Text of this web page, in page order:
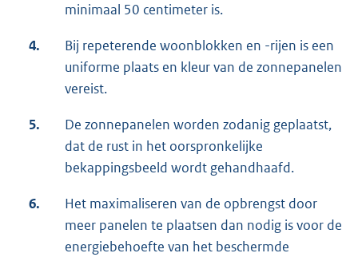
minimaal 50 centimeter is.
4.
Bij repeterende woonblokken en -rijen is een
uniforme plaats en kleur van de zonnepanelen
vereist.
5.
De zonnepanelen worden zodanig geplaatst,
dat de rust in het oorspronkelijke
bekappingsbeeld wordt gehandhaafd.
6.
Het maximaliseren van de opbrengst door
meer panelen te plaatsen dan nodig is voor de
energiebehoefte van het beschermde